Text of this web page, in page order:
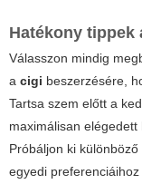
Hatékony tippek
Válasszon mindig
a cigi beszerzésére,
Tartsa szem előtt a
maximálisan elégedett
Próbáljon ki
egyedi